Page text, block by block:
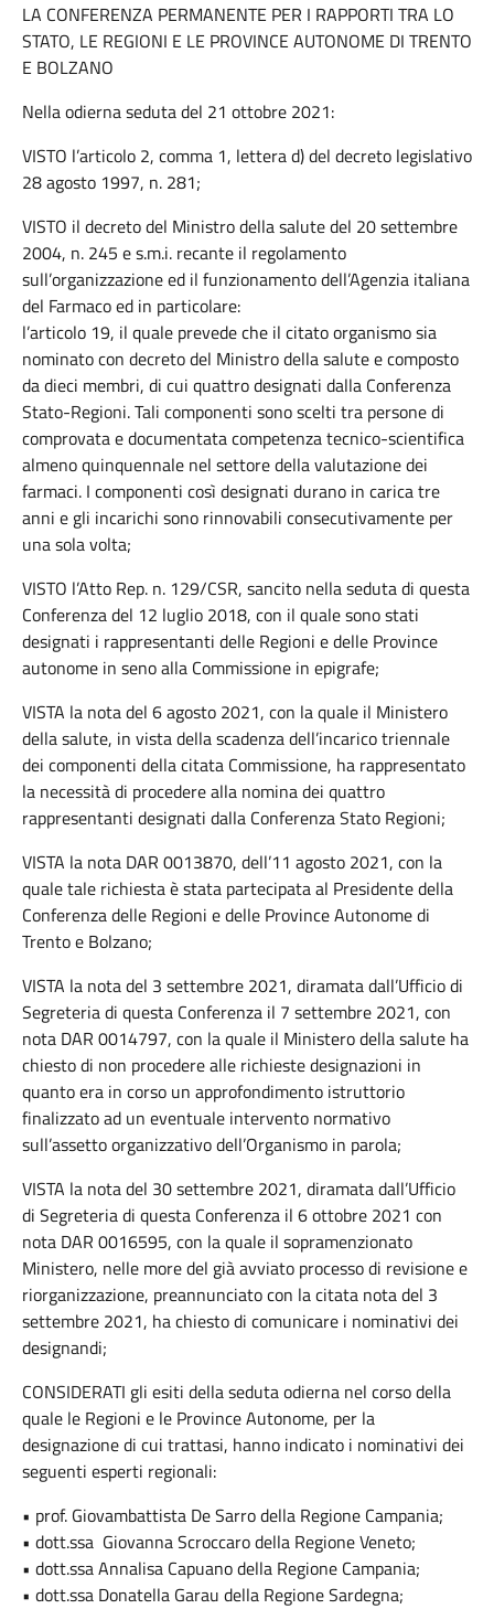
LA CONFERENZA PERMANENTE PER I RAPPORTI TRA LO
STATO, LE REGIONI E LE PROVINCE AUTONOME DI TRENTO
E BOLZANO
Nella odierna seduta del 21 ottobre 2021:
VISTO l’articolo 2, comma 1, lettera d) del decreto legislativo
28 agosto 1997, n. 281;
VISTO il decreto del Ministro della salute del 20 settembre
2004, n. 245 e s.m.i. recante il regolamento
sull’organizzazione ed il funzionamento dell’Agenzia italiana
del Farmaco ed in particolare:
l’articolo 19, il quale prevede che il citato organismo sia
nominato con decreto del Ministro della salute e composto
da dieci membri, di cui quattro designati dalla Conferenza
Stato-Regioni. Tali componenti sono scelti tra persone di
comprovata e documentata competenza tecnico-scientifica
almeno quinquennale nel settore della valutazione dei
farmaci. I componenti così designati durano in carica tre
anni e gli incarichi sono rinnovabili consecutivamente per
una sola volta;
VISTO l’Atto Rep. n. 129/CSR, sancito nella seduta di questa
Conferenza del 12 luglio 2018, con il quale sono stati
designati i rappresentanti delle Regioni e delle Province
autonome in seno alla Commissione in epigrafe;
VISTA la nota del 6 agosto 2021, con la quale il Ministero
della salute, in vista della scadenza dell’incarico triennale
dei componenti della citata Commissione, ha rappresentato
la necessità di procedere alla nomina dei quattro
rappresentanti designati dalla Conferenza Stato Regioni;
VISTA la nota DAR 0013870, dell’11 agosto 2021, con la
quale tale richiesta è stata partecipata al Presidente della
Conferenza delle Regioni e delle Province Autonome di
Trento e Bolzano;
VISTA la nota del 3 settembre 2021, diramata dall’Ufficio di
Segreteria di questa Conferenza il 7 settembre 2021, con
nota DAR 0014797, con la quale il Ministero della salute ha
chiesto di non procedere alle richieste designazioni in
quanto era in corso un approfondimento istruttorio
finalizzato ad un eventuale intervento normativo
sull’assetto organizzativo dell’Organismo in parola;
VISTA la nota del 30 settembre 2021, diramata dall’Ufficio
di Segreteria di questa Conferenza il 6 ottobre 2021 con
nota DAR 0016595, con la quale il sopramenzionato
Ministero, nelle more del già avviato processo di revisione e
riorganizzazione, preannunciato con la citata nota del 3
settembre 2021, ha chiesto di comunicare i nominativi dei
designandi;
CONSIDERATI gli esiti della seduta odierna nel corso della
quale le Regioni e le Province Autonome, per la
designazione di cui trattasi, hanno indicato i nominativi dei
seguenti esperti regionali:
• prof. Giovambattista De Sarro della Regione Campania;
• dott.ssa Giovanna Scroccaro della Regione Veneto;
• dott.ssa Annalisa Capuano della Regione Campania;
• dott.ssa Donatella Garau della Regione Sardegna;